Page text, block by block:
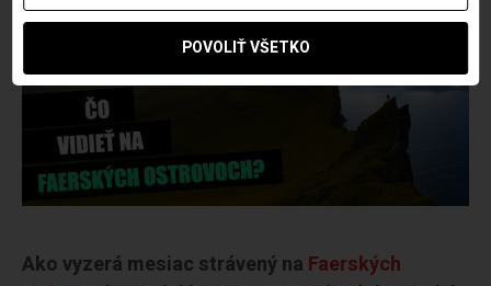
Ako vyzerá mesiac strávený na Faerských
POVOLIŤ VŠETKO